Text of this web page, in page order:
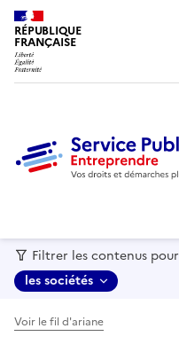
RÉPUBLIQUE
FRANÇAISE
Filtrer les contenus pour
les sociétés
Voir le fil d'ariane